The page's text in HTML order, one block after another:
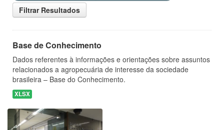
Filtrar Resultados
Base de Conhecimento
Dados referentes à informações e orientações sobre assuntos
relacionados a agropecuária de interesse da sociedade
brasileira – Base do Conhecimento.
XLSX